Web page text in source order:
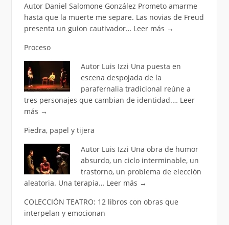
Autor Daniel Salomone González Prometo amarme
hasta que la muerte me separe. Las novias de Freud
presenta un guion cautivador… Leer más →
Proceso
Autor Luis Izzi Una puesta en
escena despojada de la
parafernalia tradicional reúne a
tres personajes que cambian de identidad.… Leer
más →
Piedra, papel y tijera
Autor Luis Izzi Una obra de humor
absurdo, un ciclo interminable, un
trastorno, un problema de elección
aleatoria. Una terapia… Leer más →
COLECCIÓN TEATRO: 12 libros con obras que
interpelan y emocionan